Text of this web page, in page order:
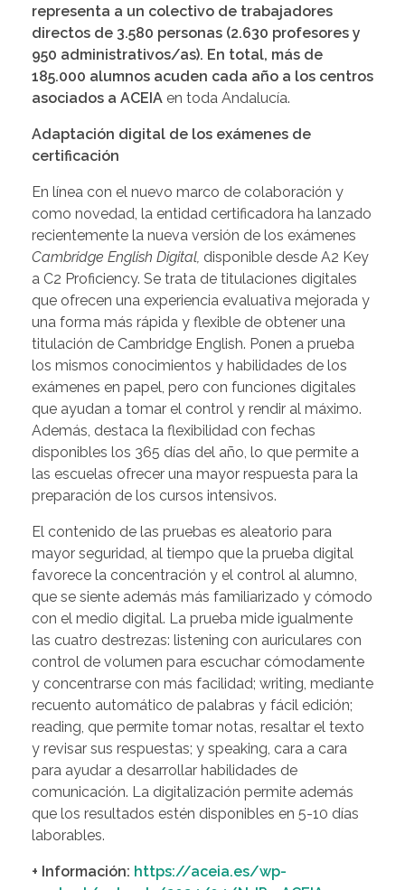
representa a un colectivo de trabajadores
directos de 3.580 personas (2.630 profesores y
950 administrativos/as). En total, más de
185.000 alumnos acuden cada año a los centros
asociados a ACEIA en toda Andalucía.
Adaptación digital de los exámenes de
certificación
En línea con el nuevo marco de colaboración y
como novedad, la entidad certificadora ha lanzado
recientemente la nueva versión de los exámenes
Cambridge English Digital, disponible desde A2 Key
a C2 Proficiency. Se trata de titulaciones digitales
que ofrecen una experiencia evaluativa mejorada y
una forma más rápida y flexible de obtener una
titulación de Cambridge English. Ponen a prueba
los mismos conocimientos y habilidades de los
exámenes en papel, pero con funciones digitales
que ayudan a tomar el control y rendir al máximo.
Además, destaca la flexibilidad con fechas
disponibles los 365 días del año, lo que permite a
las escuelas ofrecer una mayor respuesta para la
preparación de los cursos intensivos.
El contenido de las pruebas es aleatorio para
mayor seguridad, al tiempo que la prueba digital
favorece la concentración y el control al alumno,
que se siente además más familiarizado y cómodo
con el medio digital. La prueba mide igualmente
las cuatro destrezas: listening con auriculares con
control de volumen para escuchar cómodamente
y concentrarse con más facilidad; writing, mediante
recuento automático de palabras y fácil edición;
reading, que permite tomar notas, resaltar el texto
y revisar sus respuestas; y speaking, cara a cara
para ayudar a desarrollar habilidades de
comunicación. La digitalización permite además
que los resultados estén disponibles en 5-10 días
laborables.
+ Información: https://aceia.es/wp-